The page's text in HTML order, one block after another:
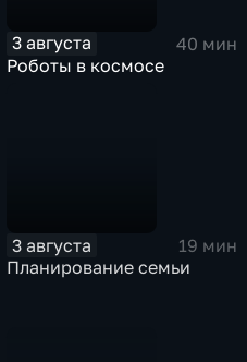
3 августа
40 мин
Роботы в космосе
3 августа
19 мин
Планирование семьи